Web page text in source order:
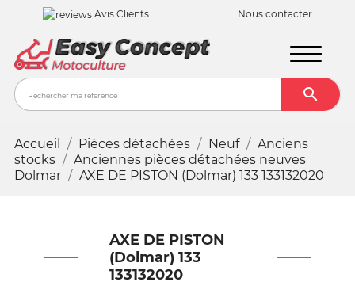
Avis Clients Nous contacter

Accueil Pièces détachées Neuf
Anciens
stocks
Anciennes pièces détachées neuves
Dolmar
AXE DE PISTON (Dolmar) 133 133132020
AXE DE PISTON
(Dolmar) 133
133132020